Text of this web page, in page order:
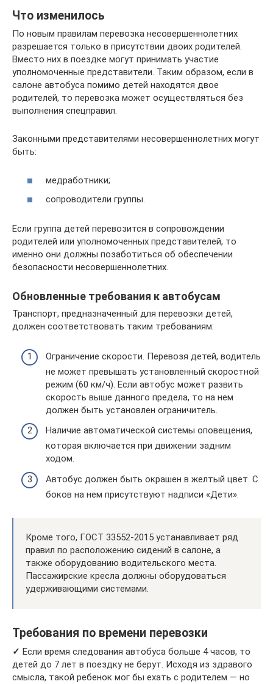
Что изменилось
По новым правилам перевозка несовершеннолетних
разрешается только в присутствии двоих родителей.
Вместо них в поездке могут принимать участие
уполномоченные представители. Таким образом, если в
салоне автобуса помимо детей находятся двое
родителей, то перевозка может осуществляться без
выполнения спецправил.
Законными представителями несовершеннолетних могут
быть:
медработники;
сопроводители группы.
Если группа детей перевозится в сопровождении
родителей или уполномоченных представителей, то
именно они должны позаботиться об обеспечении
безопасности несовершеннолетних.
Обновленные требования к автобусам
Транспорт, предназначенный для перевозки детей,
должен соответствовать таким требованиям:
Ограничение скорости. Перевозя детей, водитель
не может превышать установленный скоростной
режим (60 км/ч). Если автобус может развить
скорость выше данного предела, то на нем
должен быть установлен ограничитель.
Наличие автоматической системы оповещения,
которая включается при движении задним
ходом.
Автобус должен быть окрашен в желтый цвет. С
боков на нем присутствуют надписи «Дети».
Кроме того, ГОСТ 33552-2015 устанавливает ряд
правил по расположению сидений в салоне, а
также оборудованию водительского места.
Пассажирские кресла должны оборудоваться
удерживающими системами.
Требования по времени перевозки
✓ Если время следования автобуса больше 4 часов, то
детей до 7 лет в поездку не берут. Исходя из здравого
смысла, такой ребенок мог бы ехать с родителем — но